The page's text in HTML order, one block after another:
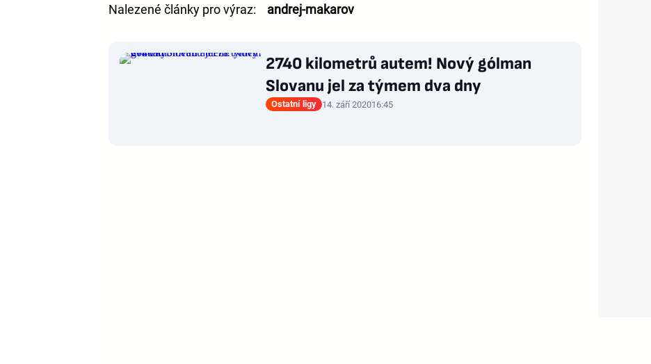
Nalezené články pro výraz: andrej-makarov
2740 kilometrů autem! Nový gólman
Slovanu jel za týmem dva dny
Ostatní ligy 14. září 202016:45